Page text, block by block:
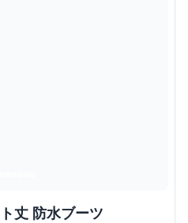
長靴レディース ショート丈 防水ブーツ